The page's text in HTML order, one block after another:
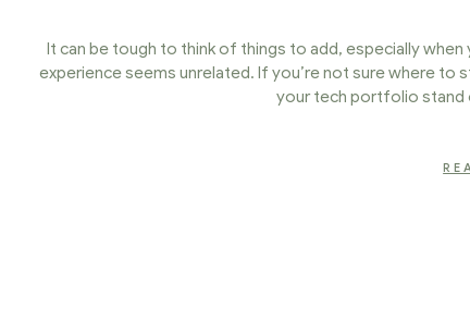
It can be tough to think of things to add, especially
experience seems unrelated. If you’re not sure where to
your tech portfolio stand